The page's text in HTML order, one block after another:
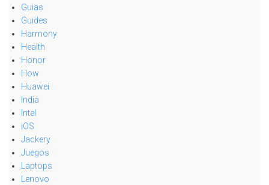
Guias
Guides
Harmony
Health
Honor
How
Huawei
India
Intel
iOS
Jackery
Juegos
Laptops
Lenovo